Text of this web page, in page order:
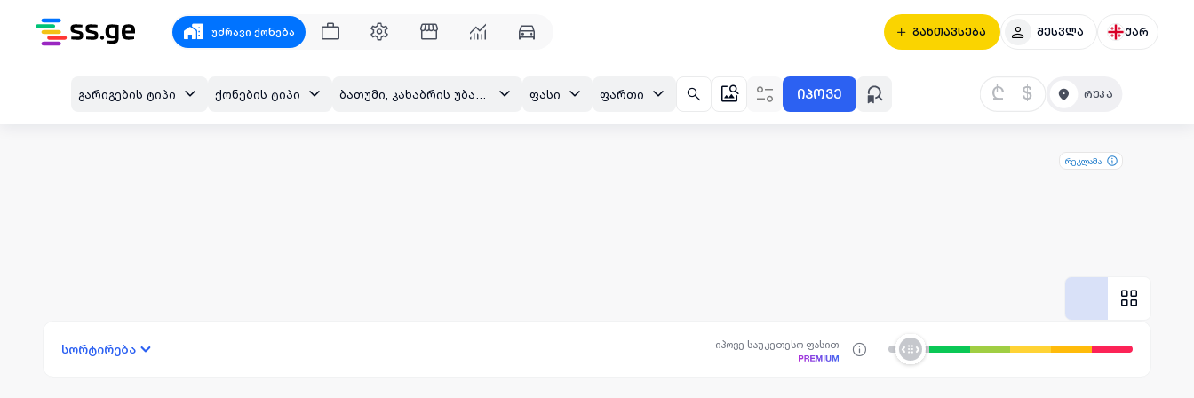
უძრავი ქონება განთავსება შესვლა ქარ
გარიგების ტიპი ქონების ტიპი ფასი ფართი იპოვე ₾ $
რეკლამა
სორტირება იპოვე საუკეთესო ფასით